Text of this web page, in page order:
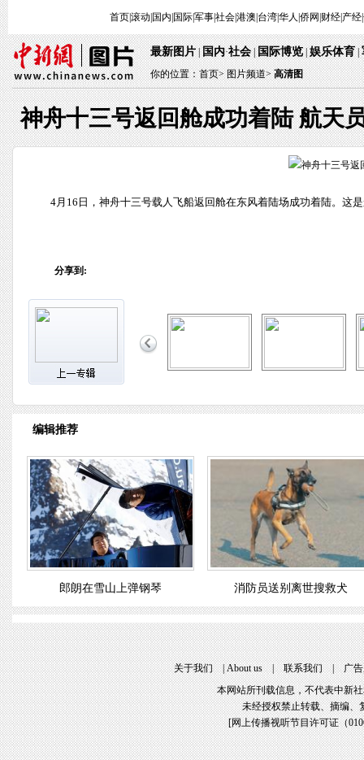
首页|滚动 国内 国际|军事|社会|港澳 台湾|华人 侨网 财经| 产经|
最新图片 | 国内·社会 | 国际博览 | 娱乐体育 |
你的位置：首页> 图片频道> 高清图
神舟十三号返回舱成功着陆 航天
4月16日，神舟十三号载人飞船返回舱在东风着陆场成功着陆。
分享到:
编辑推荐
郎朗在雪山上弹钢琴 消防员送别离世搜救犬
关于我们 | About u | 联系我们 | 广
本网站所刊载信息，不代表中新
未经授权禁止转载、摘编、
[网上传播视听节目许可证（